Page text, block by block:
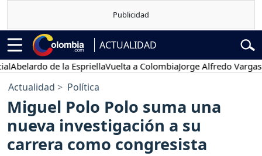
ACTUALIDAD
de la EspriellaVuelta a ColombiaJorge Alfredo Vargas
Actualidad Política
Miguel Polo Polo suma una
nueva investigación a su
carrera como congresista